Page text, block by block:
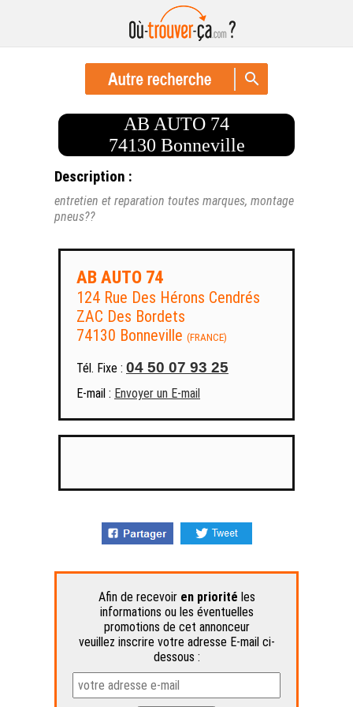
AB AUTO 74
74130 Bonneville
Description :
entretien et reparation toutes marques, montage
pneus??
AB AUTO 74
124 Rue Des Hérons Cendrés
ZAC Des Bordets
74130 Bonneville (FRANCE)
Tél. Fixe : 04 50 07 93 25
E-mail : Envoyer un E-mail
Afin de recevoir en priorité les
informations ou les éventuelles
promotions de cet annonceur
veuillez inscrire votre adresse E-mail ci-
dessous :